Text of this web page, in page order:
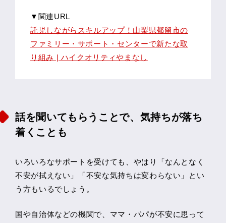
▼関連URL
託児しながらスキルアップ！山梨県都留市の
ファミリー・サポート・センターで新たな取
り組み | ハイクオリティやまなし
話を聞いてもらうことで、気持ちが落ち
着くことも
いろいろなサポートを受けても、やはり「なんとなく
不安が拭えない」「不安な気持ちは変わらない」とい
う方もいるでしょう。
国や自治体などの機関で、ママ・パパが不安に思って